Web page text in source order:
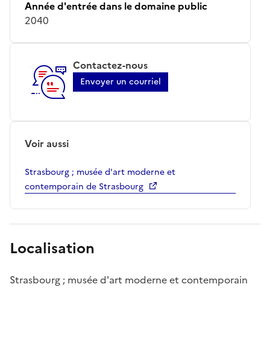
Année d'entrée dans le domaine public
2040
Contactez-nous
Envoyer un courriel
Voir aussi
Strasbourg ; musée d'art moderne et
contemporain de Strasbourg
Localisation
Strasbourg ; musée d'art moderne et contemporain